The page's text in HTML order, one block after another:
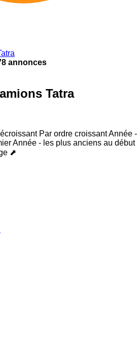
annonces
Tatra
Par ordre croissantAnnée -
Année - les plus anciens au début
⬈